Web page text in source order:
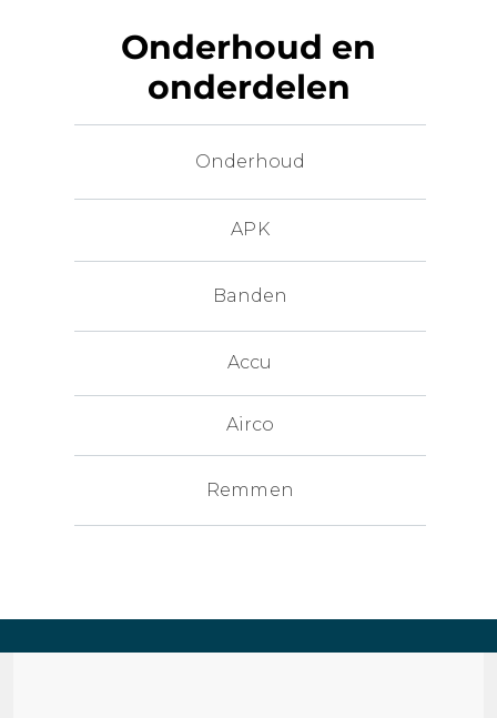
Onderhoud en
onderdelen
Onderhoud
APK
Banden
Accu
Airco
Remmen